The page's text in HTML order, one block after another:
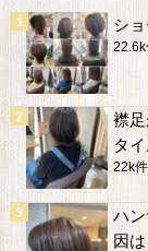
シ
22.6k
襟
タイ
22k
ハ
因は